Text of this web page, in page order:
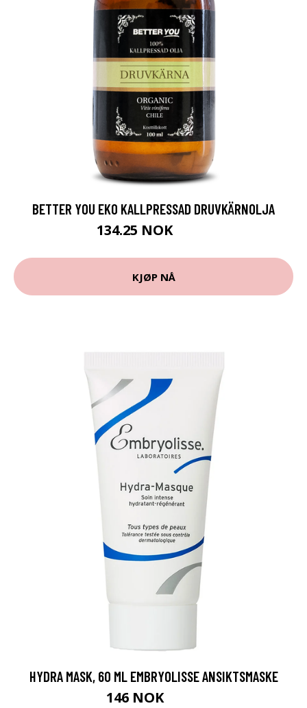
BETTER YOU EKO KALLPRESSAD DRUVKÄRNOLJA
134.25 NOK
KJØP NÅ
HYDRA MASK, 60 ML EMBRYOLISSE ANSIKTSMASKE
146 NOK